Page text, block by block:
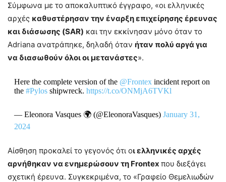
Σύμφωνα με το αποκαλυπτικό έγγραφο, «οι ελληνικές
αρχές καθυστέρησαν την έναρξη επιχείρησης έρευνας
και διάσωσης (SAR) και την εκκίνησαν μόνο όταν το
Adriana ανατράπηκε, δηλαδή όταν ήταν πολύ αργά για
να διασωθούν όλοι οι μετανάστες».
Here the complete version of the @Frontexincident report on
the #Pylosshipwreck. https://t.co/ONMjA6TVKl
— Eleonora Vasques 🌍 (@EleonoraVasques) January 31,
2024
Αίσθηση προκαλεί το γεγονός ότι οι ελληνικές αρχές
αρνήθηκαν να ενημερώσουν τη Frontex που διεξάγει
σχετική έρευνα. Συγκεκριμένα, το «Γραφείο Θεμελιωδών